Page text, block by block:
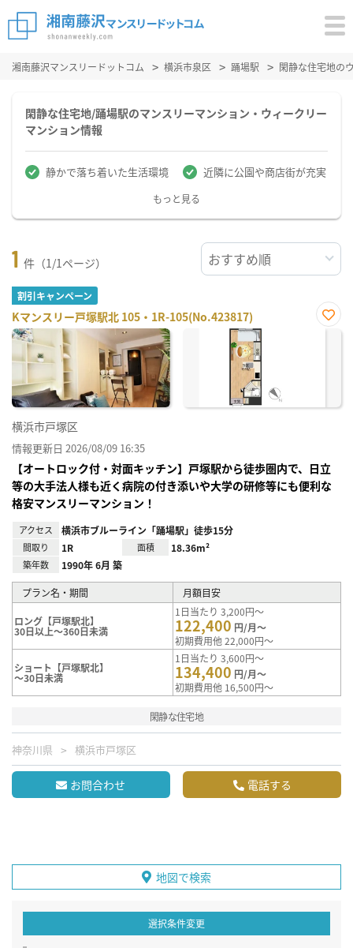
湘南藤沢マンスリードットコム 横浜市泉区 踊場駅 閑静な住宅地の
閑静な住宅地/踊場駅のマンスリーマンション・ウィークリー
マンション情報
静かで落ち着いた生活環境 近隣に公園や商店街が充実
もっと見る
1 件（1/1ページ）
割引キャンペーン
Kマンスリー戸塚駅北 105・1R-105(No.423817)
お気
横浜市戸塚区
情報更新日 2026/08/09 16:35
【オートロック付・対面キッチン】戸塚駅から徒歩圏内で、日立
等の大手法人様も近く病院の付き添いや大学の研修等にも便利な
格安マンスリーマンション！
アクセス 横浜市ブルーライン「踊場駅」徒歩15分
間取り 1R 面積 18.36m²
築年数 1990年 6月 築
プラン名・期間 月額目安
ロング【戸塚駅北】
30日以上～360日未満
1日当たり 3,200円～
122,400 円/月～
初期費用他 22,000円～
ショート【戸塚駅北】
～30日未満
1日当たり 3,600円～
134,400 円/月～
初期費用他 16,500円～
閑静な住宅地
神奈川県 横浜市戸塚区
お問合わせ 電話する
地図で検索
選択条件変更